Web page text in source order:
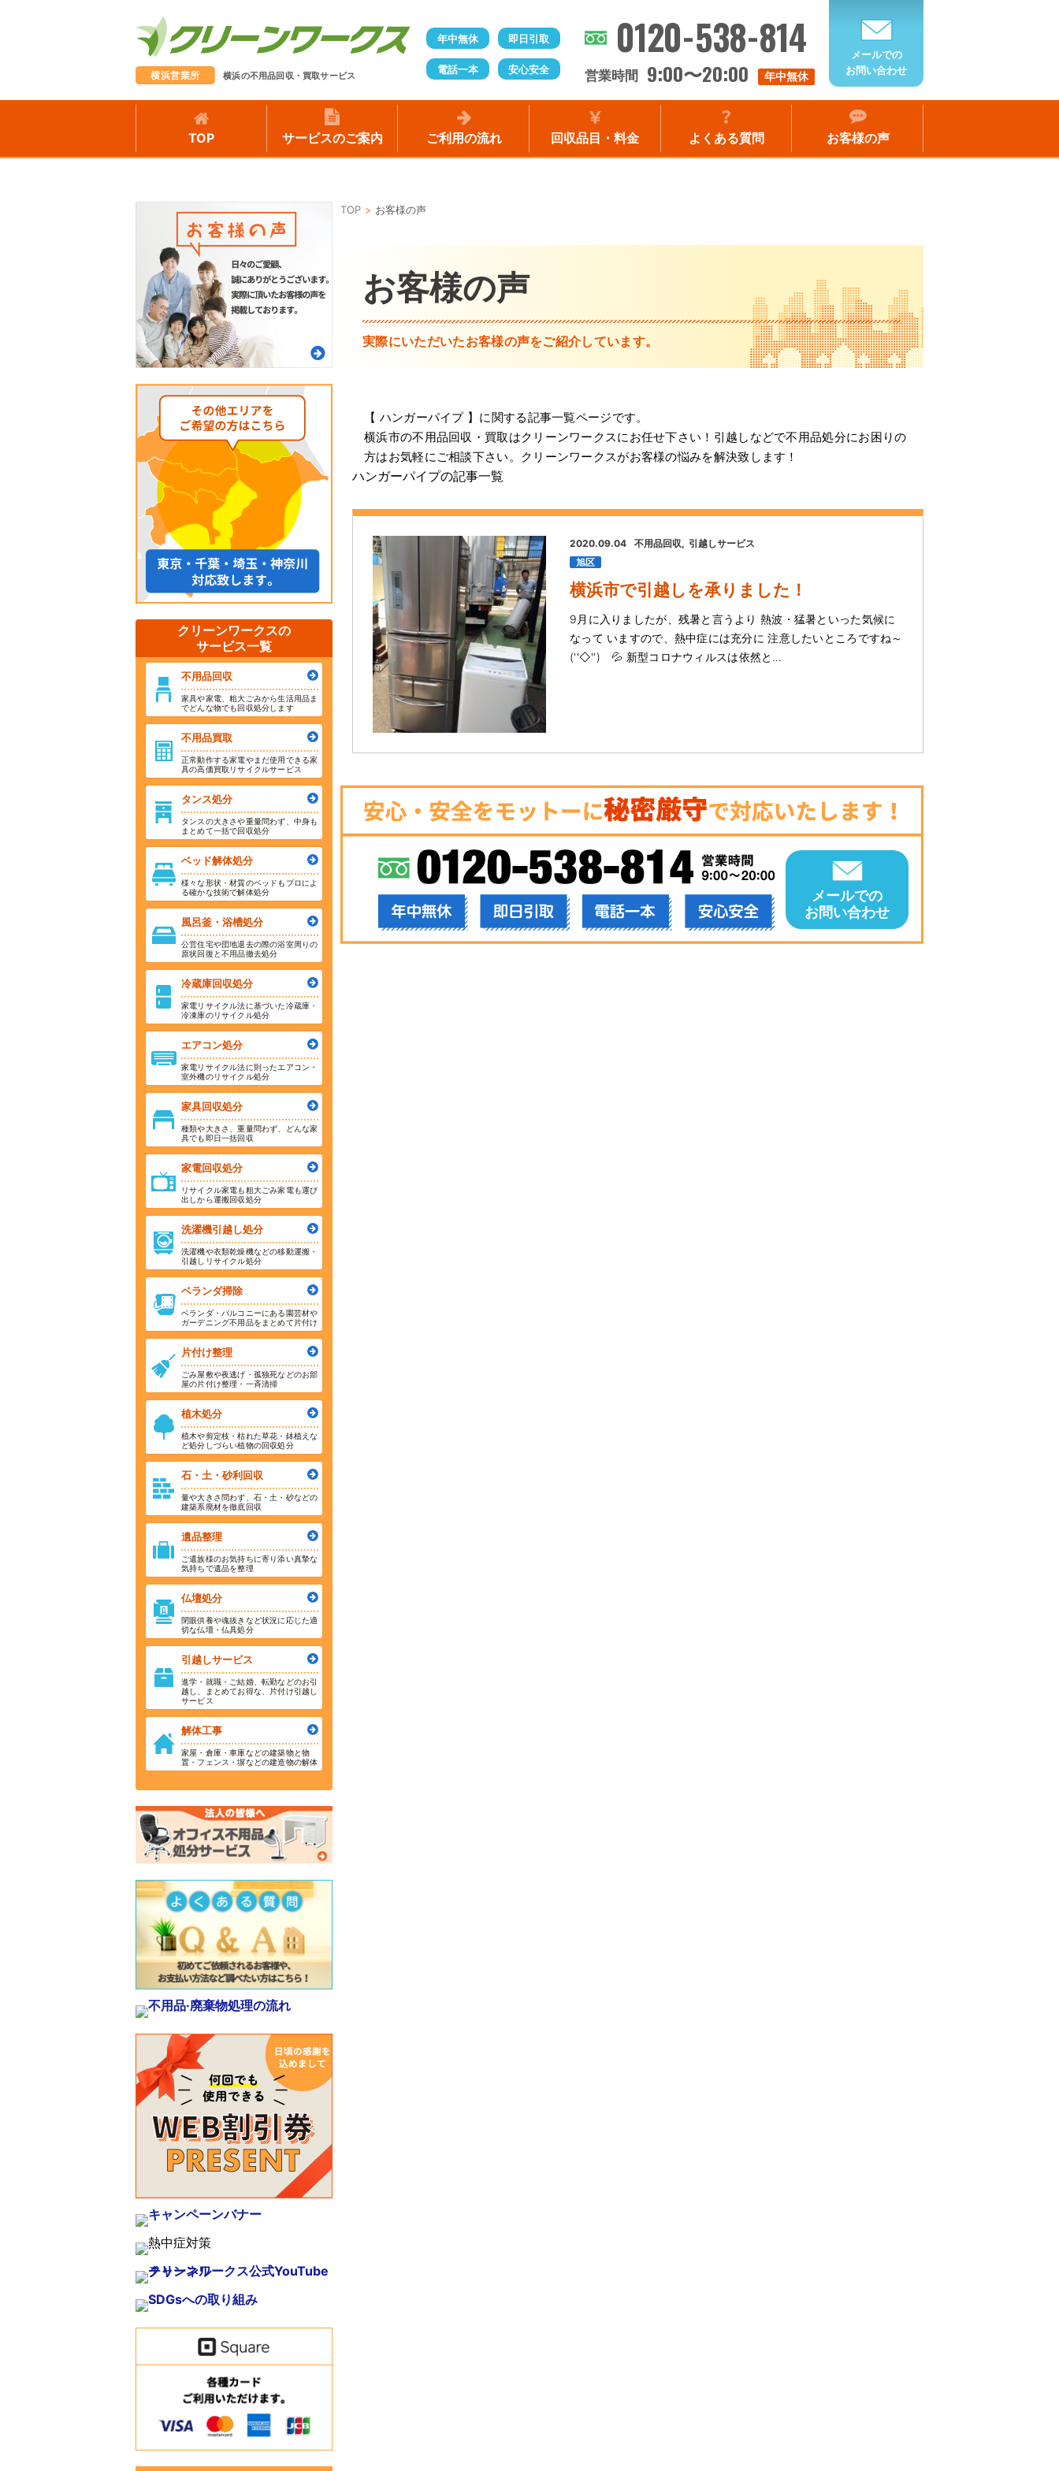
横浜営業所 横浜の不用品回収・買取サービス
年中無休 即日引取
電話一本 安心安全
0120-538-814
営業時間 9:00〜20:00 年中無休
メールでの
お問い合わせ
TOP サービスのご案内 ご利用の流れ 回収品目・料金 よくある質問 お客様の声
TOP お客様の声
お客様の声
実際にいただいたお客様の声をご紹介しています。
【 ハンガーパイプ 】に関する記事一覧ページです。
横浜市の不用品回収・買取はクリーンワークスにお任せ下さい！引越しなどで不用品処分にお困りの
方はお気軽にご相談下さい。クリーンワークスがお客様の悩みを解決致します！
ハンガーパイプの記事一覧
2020.09.04 不用品回収
引越しサービス
旭区
横浜市で引越しを承りました！
9月に入りましたが、残暑と言うより 熱波・猛暑といった気候に
なって いますので、熱中症には充分に 注意したいところですね～
(''◇'')ゞ💦 新型コロナウィルスは依然と…
メールでの
お問い合わせ
クリーンワークスの
サービス一覧
不用品回収
家具や家電、粗大ごみから生活用品ま
でどんな物でも回収処分します
不用品買取
正常動作する家電やまだ使用できる家
具の高価買取リサイクルサービス
タンス処分
タンスの大きさや重量問わず、中身も
まとめて一括で回収処分
ベッド解体処分
様々な形状・材質のベッドもプロによ
る確かな技術で解体処分
風呂釜・浴槽処分
公営住宅や団地退去の際の浴室周りの
原状回復と不用品撤去処分
冷蔵庫回収処分
家電リサイクル法に基づいた冷蔵庫・
冷凍庫のリサイクル処分
エアコン処分
家電リサイクル法に則ったエアコン・
室外機のリサイクル処分
家具回収処分
種類や大きさ、重量問わず、どんな家
具でも即日一括回収
家電回収処分
リサイクル家電も粗大ごみ家電も運び
出しから運搬回収処分
洗濯機引越し処分
洗濯機や衣類乾燥機などの移動運搬・
引越しリサイクル処分
ベランダ掃除
ベランダ・バルコニーにある園芸材や
ガーデニング不用品をまとめて片付け
片付け整理
ごみ屋敷や夜逃げ・孤独死などのお部
屋の片付け整理・一斉清掃
植木処分
植木や剪定枝・枯れた草花・鉢植えな
ど処分しづらい植物の回収処分
石・土・砂利回収
量や大きさ問わず、石・土・砂などの
建築系廃材を徹底回収
遺品整理
ご遺族様のお気持ちに寄り添い真摯な
気持ちで遺品を整理
仏壇処分
閉眼供養や魂抜きなど状況に応じた適
切な仏壇・仏具処分
引越しサービス
進学・就職・ご結婚、転勤などのお引
越し、まとめてお得な、片付け引越し
サービス
解体工事
家屋・倉庫・車庫などの建築物と物
置・フェンス・塀などの建造物の解体